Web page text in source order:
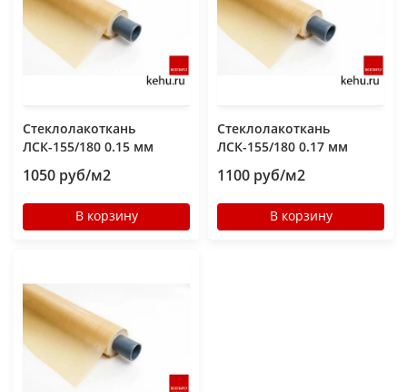
Стеклолакоткань
ЛСК-155/180 0.15 мм
1050 руб/м2
В корзину
Стеклолакоткань
ЛСК-155/180 0.17 мм
1100 руб/м2
В корзину